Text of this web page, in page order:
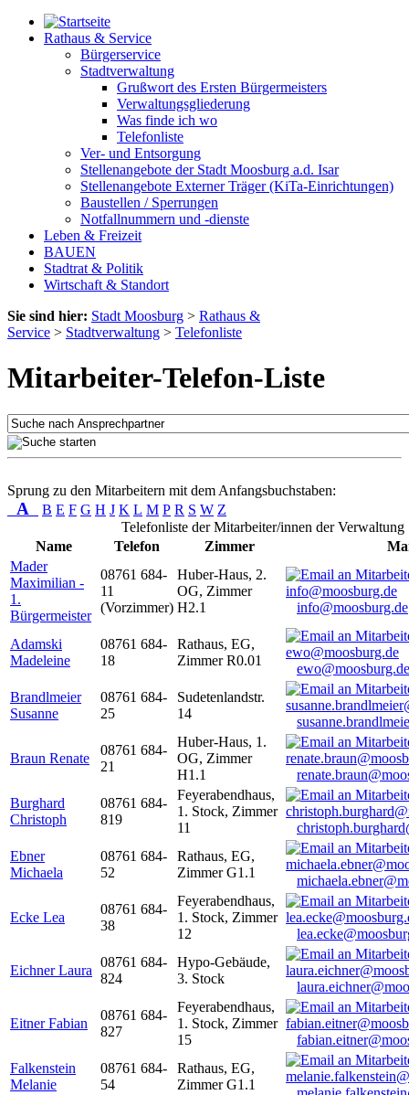
Rathaus & Service
Bürgerservice
Stadtverwaltung
Grußwort des Ersten Bürgermeisters
Verwaltungsgliederung
Was finde ich wo
Telefonliste
Ver- und Entsorgung
Stellenangebote der Stadt Moosburg a.d. Isar
Stellenangebote Externer Träger (KiTa-Einrichtungen)
Baustellen / Sperrungen
Notfallnummern und -dienste
Leben & Freizeit
BAUEN
Stadtrat & Politik
Wirtschaft & Standort
Sie sind hier: Stadt Moosburg > Rathaus &
Service > Stadtverwaltung > Telefonliste
Mitarbeiter-Telefon-Liste
Sprung zu den Mitarbeitern mit dem Anfangsbuchstaben:
A B E F G H J K L M P R S W Z
Telefonliste der Mitarbeiter/innen der Verwaltung
Name
Telefon Zimmer
Mader
Maximilian -
1.
Bürgermeister
08761 684-
11
(Vorzimmer)
Huber-Haus, 2.
OG, Zimmer
H2.1
info@moosburg.de
Adamski
Madeleine
08761 684-
18
Rathaus, EG,
Zimmer R0.01
ewo@moosburg.de
Brandlmeier
Susanne
08761 684-
25
Sudetenlandstr.
14
Braun Renate
08761 684-
21
Huber-Haus, 1.
OG, Zimmer
H1.1
Burghard
Christoph
08761 684-
819
Feyerabendhaus,
1. Stock, Zimmer
11
Ebner
Michaela
08761 684-
52
Rathaus, EG,
Zimmer G1.1
Ecke Lea
08761 684-
38
Feyerabendhaus,
1. Stock, Zimmer
12
Eichner Laura
08761 684-
824
Hypo-Gebäude,
3. Stock
Eitner Fabian
08761 684-
827
Feyerabendhaus,
1. Stock, Zimmer
15
Falkenstein
Melanie
08761 684-
54
Rathaus, EG,
Zimmer G1.1